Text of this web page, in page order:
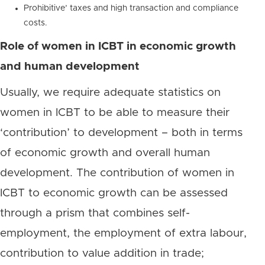
Prohibitive’ taxes and high transaction and compliance
costs.
Role of women in ICBT in economic growth
and human development
Usually, we require adequate statistics on
women in ICBT to be able to measure their
‘contribution’ to development – both in terms
of economic growth and overall human
development. The contribution of women in
ICBT to economic growth can be assessed
through a prism that combines self-
employment, the employment of extra labour,
contribution to value addition in trade;